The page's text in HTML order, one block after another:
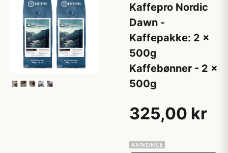
Kaffepro Nordic
Dawn -
Kaffepakke: 2 x
500g
Kaffebønner - 2 x
500g
325,00 kr